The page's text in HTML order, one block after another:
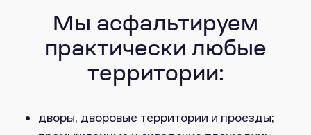
Мы асфальтируем
практически любые
территории:
дворы, дворовые территории и проезды;